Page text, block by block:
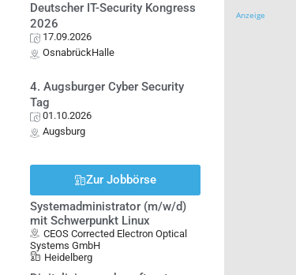
Deutscher IT-Security Kongress
2026
17.09.2026
OsnabrückHalle
4. Augsburger Cyber Security
Tag
01.10.2026
Augsburg
Zur Jobbörse
Systemadministrator (m/w/d)
mit Schwerpunkt Linux
CEOS Corrected Electron Optical
Systems GmbH
Heidelberg
Anzeige